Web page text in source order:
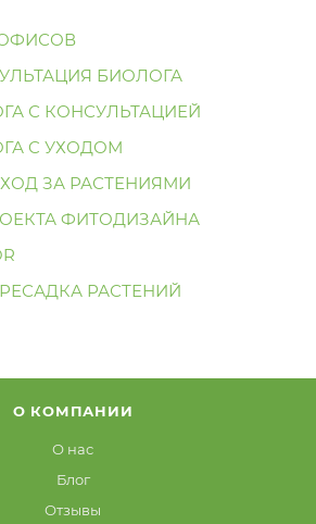
БИОЛОГА
С КОНСУЛЬТАЦИЕЙ
C УХОДОМ
ЗА РАСТЕНИЯМИ
ФИТОДИЗАЙНА
РАСТЕНИЙ
О КОМПАНИИ
О нас
Блог
Отзывы